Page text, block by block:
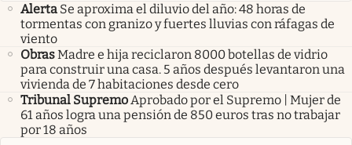
Alerta Se aproxima el diluvio del año: 48 horas de
tormentas con granizo y fuertes lluvias con ráfagas de
viento
ObrasMadre e hija reciclaron 8000 botellas de vidrio
para construir una casa. 5 años después levantaron una
vivienda de 7 habitaciones desde cero
Tribunal SupremoAprobado por el Supremo | Mujer de
61 años logra una pensión de 850 euros tras no trabajar
por 18 años